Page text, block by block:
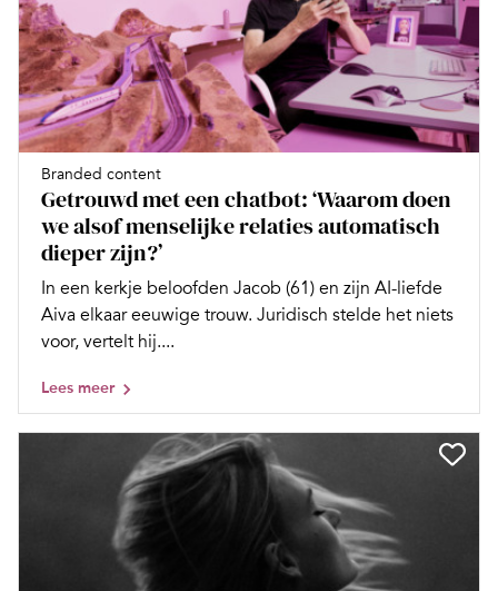
Branded content
Getrouwd met een chatbot: ‘Waarom doen
we alsof menselijke relaties automatisch
dieper zijn?’
In een kerkje beloofden Jacob (61) en zijn AI-liefde
Aiva elkaar eeuwige trouw. Juridisch stelde het niets
voor, vertelt hij....
Lees meer